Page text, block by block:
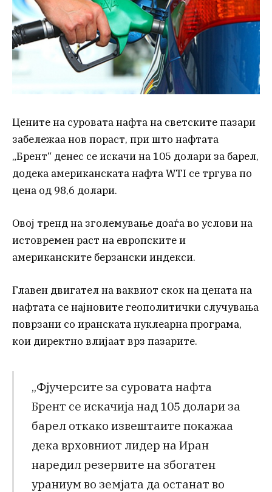
Цените на суровата нафта на светските пазари
забележаа нов пораст, при што нафтата
„Брент“ денес се искачи на 105 долари за барел,
додека американската нафта WTI се тргува по
цена од 98,6 долари.
Овој тренд на зголемување доаѓа во услови на
истовремен раст на европските и
американските берзански индекси.
Главен двигател на ваквиот скок на цената на
нафтата се најновите геополитички случувања
поврзани со иранската нуклеарна програма,
кои директно влијаат врз пазарите.
„Фјучерсите за суровата нафта
Брент се искачија над 105 долари за
барел откако извештаите покажаа
дека врховниот лидер на Иран
наредил резервите на збогатен
ураниум во земјата да останат во